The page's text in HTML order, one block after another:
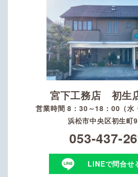
宮下工務店 初生
営業時間 8：30～18：00（水
浜松市中央区初生町
053-437-
LINEで問合せ